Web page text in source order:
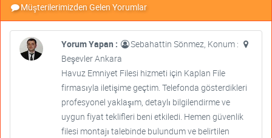
Müşterilerimizden Gelen Yorumlar
Yorum Yapan :
Sebahattin Sönmez, Konum :
Beşevler Ankara
Havuz Emniyet Filesi hizmeti için Kaplan File
firmasıyla iletişime geçtim. Telefonda gösterdikleri
profesyonel yaklaşım, detaylı bilgilendirme ve
uygun fiyat teklifleri beni etkiledi. Hemen güvenlik
filesi montajı talebinde bulundum ve belirtilen